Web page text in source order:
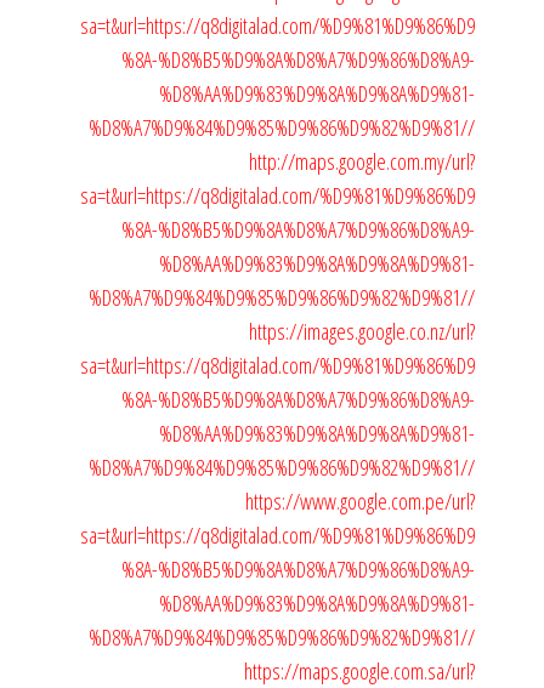
sa=t&url=https://q8digitalad.com/%D9%81%D9%86%D9
%8A-%D8%B5%D9%8A%D8%A7%D9%86%D8%A9-
%D8%AA%D9%83%D9%8A%D9%8A%D9%81-
%D8%A7%D9%84%D9%85%D9%86%D9%82%D9%81//
http://maps.google.com.my/url?
sa=t&url=https://q8digitalad.com/%D9%81%D9%86%D9
%8A-%D8%B5%D9%8A%D8%A7%D9%86%D8%A9-
%D8%AA%D9%83%D9%8A%D9%8A%D9%81-
%D8%A7%D9%84%D9%85%D9%86%D9%82%D9%81//
https://images.google.co.nz/url?
sa=t&url=https://q8digitalad.com/%D9%81%D9%86%D9
%8A-%D8%B5%D9%8A%D8%A7%D9%86%D8%A9-
%D8%AA%D9%83%D9%8A%D9%8A%D9%81-
%D8%A7%D9%84%D9%85%D9%86%D9%82%D9%81//
https://www.google.com.pe/url?
sa=t&url=https://q8digitalad.com/%D9%81%D9%86%D9
%8A-%D8%B5%D9%8A%D8%A7%D9%86%D8%A9-
%D8%AA%D9%83%D9%8A%D9%8A%D9%81-
%D8%A7%D9%84%D9%85%D9%86%D9%82%D9%81//
https://maps.google.com.sa/url?